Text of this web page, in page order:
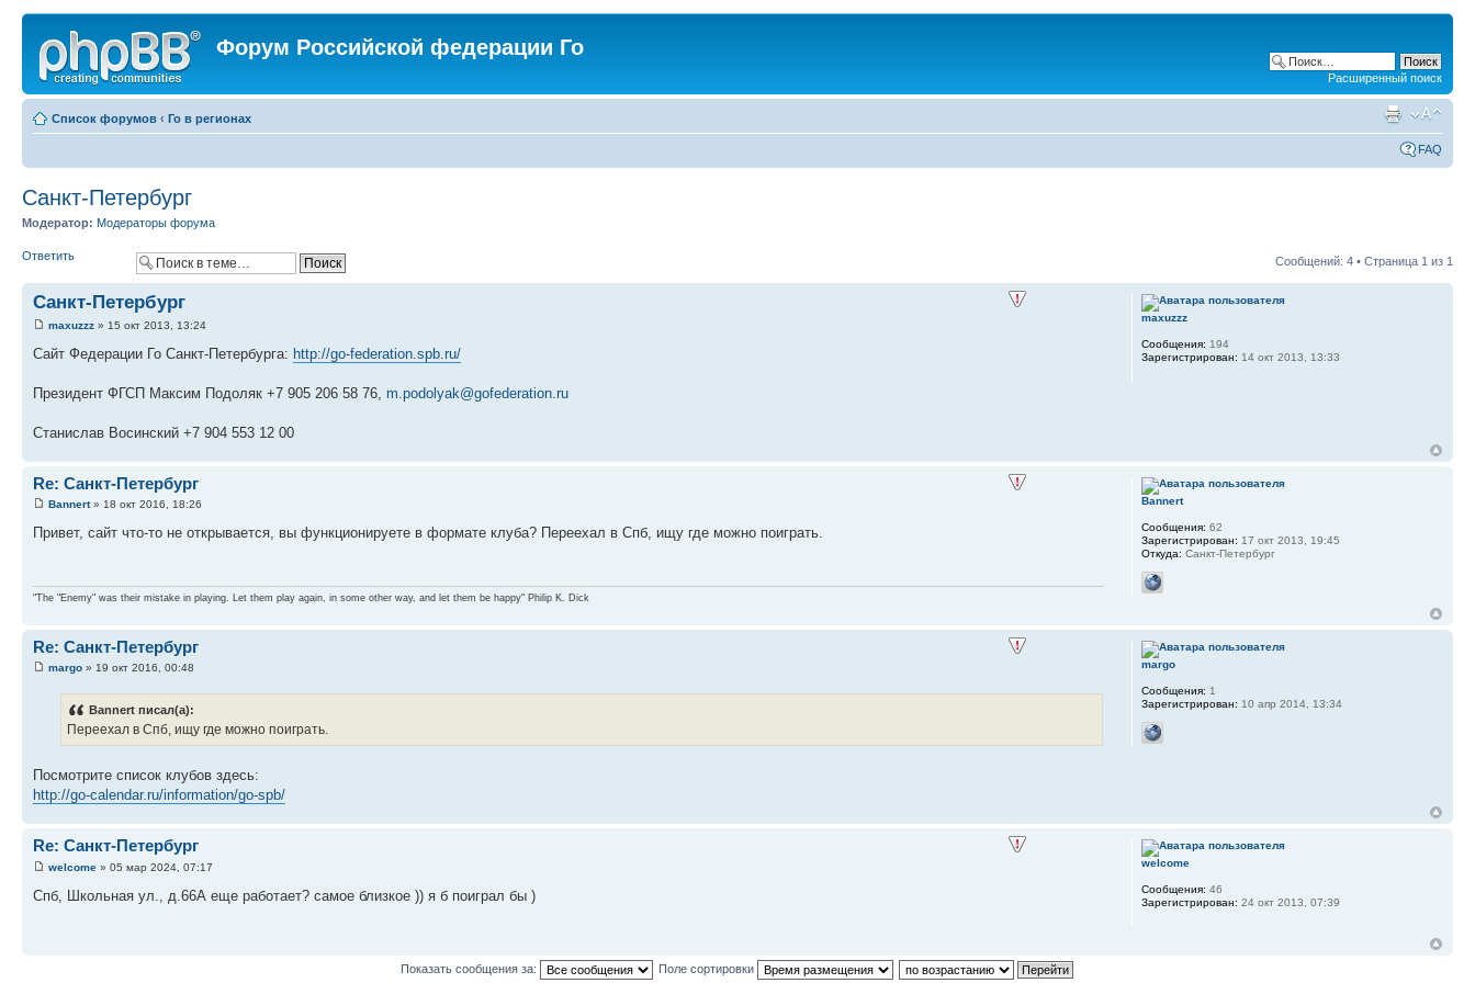
Форум Российской федерации Го
Расширенный поиск
Список форумов ‹ Го в регионах
FAQ
Санкт-Петербург
Модератор: Модераторы форума
Ответить Сообщений: 4 • Страница 1 из 1
Санкт-Петербург
maxuzzz » 15 окт 2013, 13:24
Сайт Федерации Го Санкт-Петербурга: http://go-federation.spb.ru/
Президент ФГСП Максим Подоляк +7 905 206 58 76, m.podolyak@gofederation.ru
Станислав Восинский +7 904 553 12 00
maxuzzz
Сообщения: 194
Зарегистрирован: 14 окт 2013, 13:33
Re: Санкт-Петербург
Bannert» 18 окт 2016, 18:26
Привет, сайт что-то не открывается, вы функционируете в формате клуба? Переехал в Спб, ищу где можно поиграть.
"The "Enemy" was their mistake in playing. Let them play again, in some other way, and let them be happy" Philip K. Dick
Bannert
Сообщения: 62
Зарегистрирован: 17 окт 2013, 19:45
Откуда: Санкт-Петербург
Re: Санкт-Петербург
margo » 19 окт 2016, 00:48
Bannert писал(а):
Переехал в Спб, ищу где можно поиграть.
Посмотрите список клубов здесь:
http://go-calendar.ru/information/go-spb/
margo
Сообщения: 1
Зарегистрирован: 10 апр 2014, 13:34
Re: Санкт-Петербург
welcome » 05 мар 2024, 07:17
Спб, Школьная ул., д.66А еще работает? самое близкое )) я б поиграл бы )
welcome
Сообщения: 46
Зарегистрирован: 24 окт 2013, 07:39
Показать сообщения за: Поле сортировки